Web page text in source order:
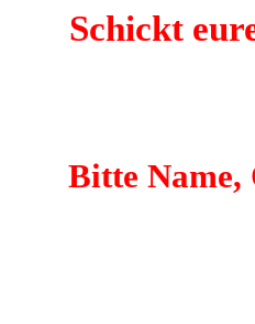
Schickt
Bitte